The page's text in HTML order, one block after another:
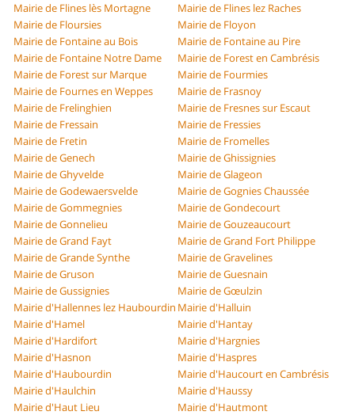
Mairie de Flines lès Mortagne
Mairie de Flines lez Raches
Mairie de Floursies
Mairie de Floyon
Mairie de Fontaine au Bois
Mairie de Fontaine au Pire
Mairie de Fontaine Notre Dame
Mairie de Forest en Cambrésis
Mairie de Forest sur Marque
Mairie de Fourmies
Mairie de Fournes en Weppes
Mairie de Frasnoy
Mairie de Frelinghien
Mairie de Fresnes sur Escaut
Mairie de Fressain
Mairie de Fressies
Mairie de Fretin
Mairie de Fromelles
Mairie de Genech
Mairie de Ghissignies
Mairie de Ghyvelde
Mairie de Glageon
Mairie de Godewaersvelde
Mairie de Gognies Chaussée
Mairie de Gommegnies
Mairie de Gondecourt
Mairie de Gonnelieu
Mairie de Gouzeaucourt
Mairie de Grand Fayt
Mairie de Grand Fort Philippe
Mairie de Grande Synthe
Mairie de Gravelines
Mairie de Gruson
Mairie de Guesnain
Mairie de Gussignies
Mairie de Gœulzin
Mairie d'Hallennes lez Haubourdin Mairie d'Halluin
Mairie d'Hamel
Mairie d'Hantay
Mairie d'Hardifort
Mairie d'Hargnies
Mairie d'Hasnon
Mairie d'Haspres
Mairie d'Haubourdin
Mairie d'Haucourt en Cambrésis
Mairie d'Haulchin
Mairie d'Haussy
Mairie d'Haut Lieu
Mairie d'Hautmont